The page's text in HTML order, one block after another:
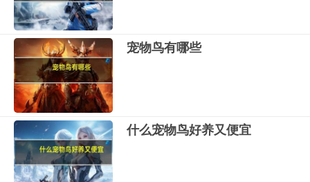
宠物鸟有哪些
什么宠物鸟好养又便宜